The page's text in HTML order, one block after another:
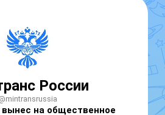
России
на общественное